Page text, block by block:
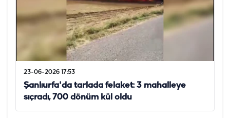
23-06-2026 17:53
Şanlıurfa'da tarlada felaket: 3 mahalleye
sıçradı, 700 dönüm kül oldu